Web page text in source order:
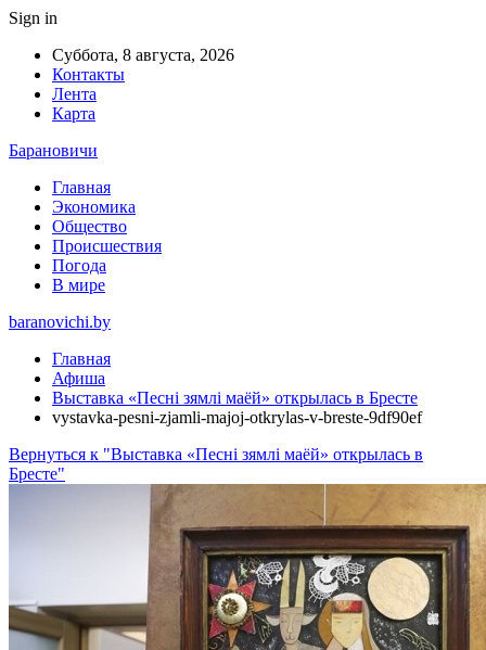
Sign in
Суббота, 8 августа, 2026
Контакты
Лента
Карта
Барановичи
Главная
Экономика
Общество
Происшествия
Погода
В мире
baranovichi.by
Главная
Афиша
Выставка «Песні зямлі маёй» открылась в Бресте
vystavka-pesni-zjamli-majoj-otkrylas-v-breste-9df90ef
Вернуться к "Выставка «Песні зямлі маёй» открылась в
Бресте"